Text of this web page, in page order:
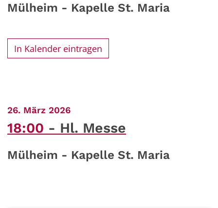
Mülheim - Kapelle St. Maria
In Kalender eintragen
26. März 2026:
18:00 Hl. Messe
Mülheim - Kapelle St. Maria